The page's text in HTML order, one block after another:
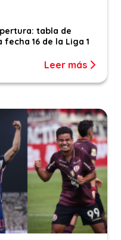
tabla de
16 de la Liga 1
Leer más